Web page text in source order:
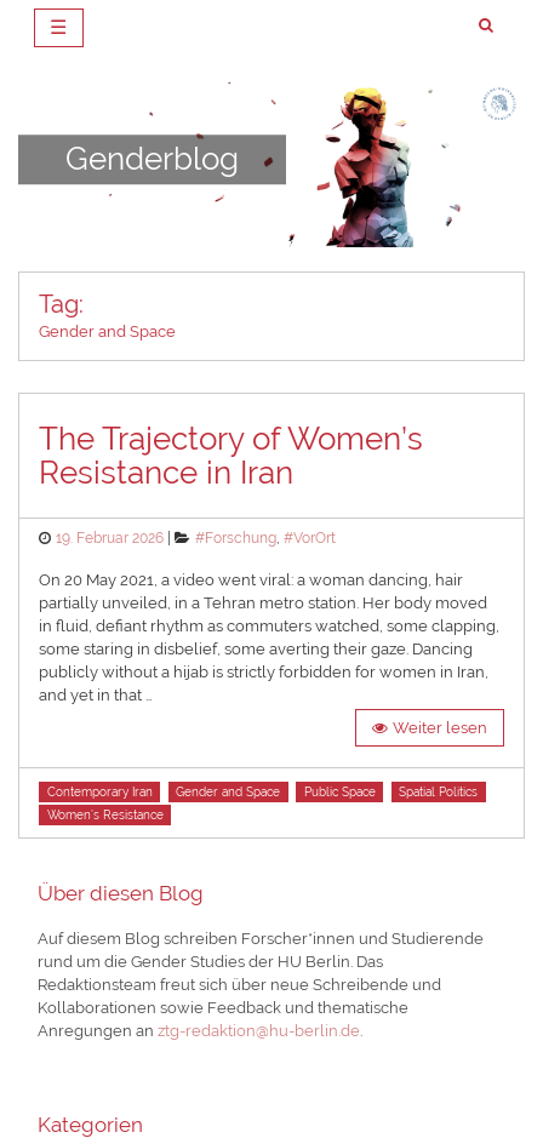
☰
Genderblog
Tag:
Gender and Space
The Trajectory of Women’s
Resistance in Iran
Posted
19. Februar 2026 Categories
#Forschung ,#VorOrt
On 20 May 2021, a video went viral: a woman dancing, hair
partially unveiled, in a Tehran metro station. Her body moved
in fluid, defiant rhythm as commuters watched, some clapping,
some staring in disbelief, some averting their gaze. Dancing
publicly without a hijab is strictly forbidden for women in Iran,
and yet in that …
Weiter lesen
Tags
Contemporary Iran Gender and Space Public Space
Spatial Politics
Women’s Resistance
Über diesen Blog
Auf diesem Blog schreiben Forscher*innen und Studierende
rund um die Gender Studies der HU Berlin. Das
Redaktionsteam freut sich über neue Schreibende und
Kollaborationen sowie Feedback und thematische
Anregungen anztg-redaktion@hu-berlin.de.
Kategorien